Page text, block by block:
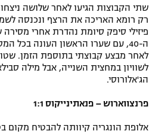
שתי הקבוצות הגיעו לאחר שלושה
רק רומא האריכה את הרצף ונכנסה
פיזילי סיפק סיומת נהדרת אחרי
ה-40, עם שערו הראשון העונה בכל
לאחר מבצע קבוצתי בתוספת הזמן.
לשוויון במחצית השנייה, אבל מילה
הג'אלורוסי.
פרנצווארוש – פנאתינייקוס 1:1